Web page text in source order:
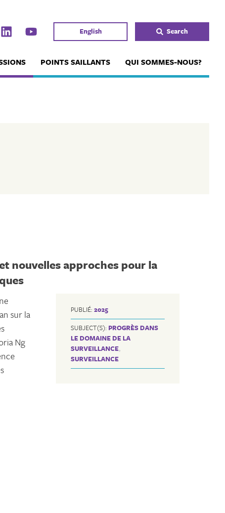
English Search
POINTS SAILLANTS QUI SOMMES-NOUS?
nouvelles approches pour la
PUBLIÉ: 2025
SUBJECT(S): PROGRÈS DANS
LE DOMAINE DE LA
SURVEILLANCE,
SURVEILLANCE
sur la
Ng